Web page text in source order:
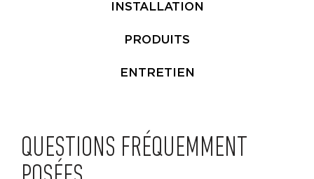
INSTALLATION
PRODUITS
ENTRETIEN
QUESTIONS FRÉQUEMMENT